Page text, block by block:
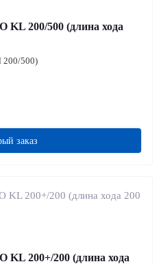
KL 200/500 (длина хода
200/500)
заказ
KL 200+/200 (длина хода